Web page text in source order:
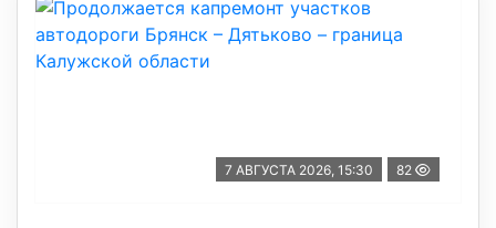
7 АВГУСТА 2026, 15:30 82